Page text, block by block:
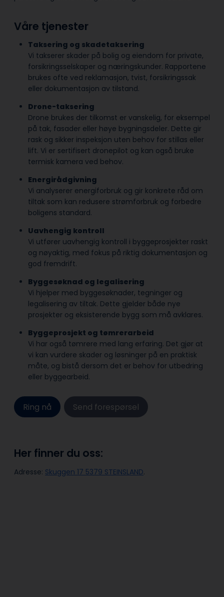
Våre tjenester
Taksering og skadetaksering
Vi takserer skader på bolig og eiendom for private,
forsikringsselskaper og næringskunder. Rapportene
brukes ofte ved reklamasjon, tvist, forsikringssak
eller dokumentasjon av tilstand.
Drone-taksering
Drone brukes der tilkomst er vanskelig, for eksempel
på tak, fasader eller høye bygningsdeler. Dette gir
rask og sikker inspeksjon uten behov for stillas eller
lift. Vi er sertifisert dronepilot og kan også bruke
termisk kamera ved behov.
Energirådgivning
Vi analyserer energiforbruk og gir konkrete råd om
tiltak som kan redusere strømforbruk og forbedre
boligens standard.
Uavhengig kontroll
Vi utfører uavhengig kontroll i byggeprosjekter raskt
og nøyaktig, med fokus på riktig dokumentasjon og
god fremdrift.
Byggesøknad og legalisering
Vi hjelper med byggesøknader, tegninger og
legalisering av tiltak. Dette gjelder både nye
prosjekter og eksisterende bygg som må avklares.
Byggeprosjekt og tømrerarbeid
Vi har også tømrere med lang erfaring. Det gjør at
vi kan vurdere skader og løsninger på en praktisk
måte, og bistå dersom det er behov for utbedring
eller byggearbeid.
Ring nå Send forespørsel
Her finner du oss:
Adresse: Skuggen 17 5379 STEINSLAND.